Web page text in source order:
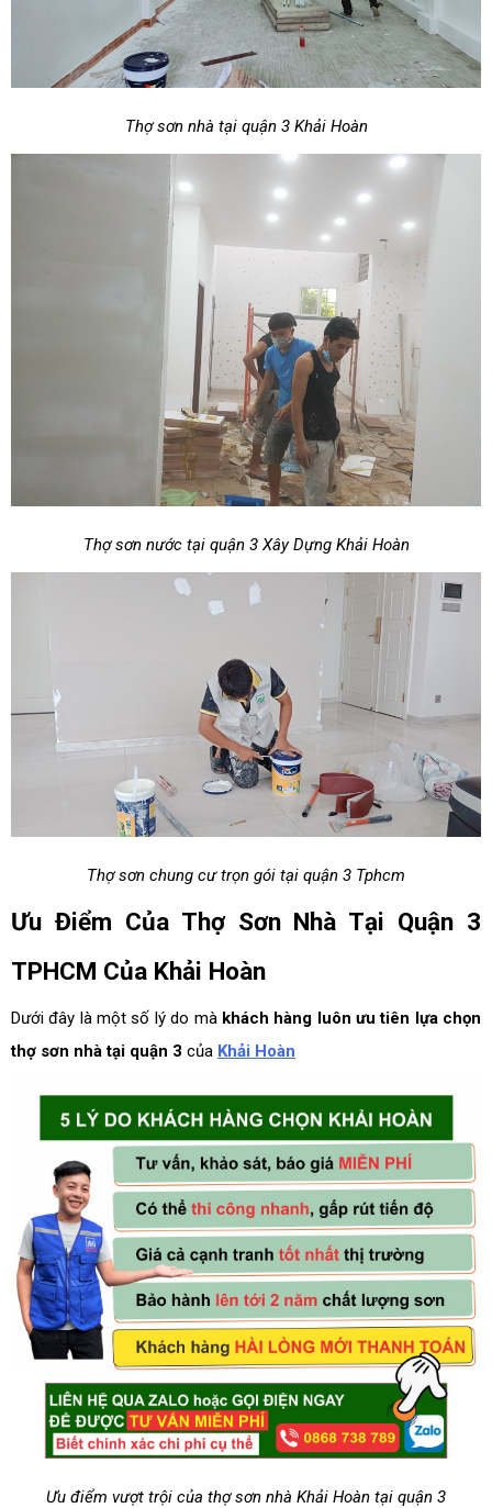
Thợ sơn nhà tại quận 3 Khải Hoàn
Thợ sơn nước tại quận 3 Xây Dựng Khải Hoàn
Thợ sơn chung cư trọn gói tại quận 3 Tphcm
Ưu Điểm Của Thợ Sơn Nhà Tại Quận 3
TPHCM Của Khải Hoàn
Dưới đây là một số lý do mà khách hàng luôn ưu tiên lựa chọn
thợ sơn nhà tại quận 3 của Khải Hoàn
Ưu điểm vượt trội của thợ sơn nhà Khải Hoàn tại quận 3